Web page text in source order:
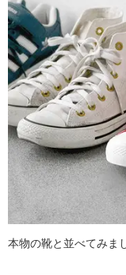
本物の靴と並べてみま